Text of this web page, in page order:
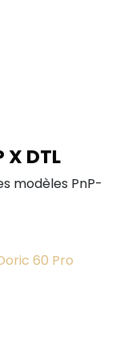
DTL
modèles PnP-
60 Pro